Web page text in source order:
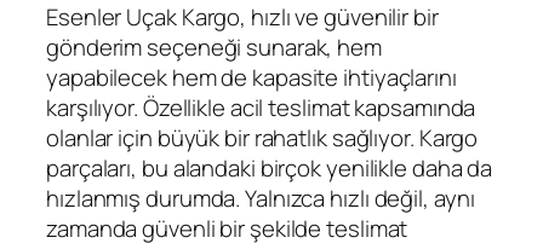
Esenler Uçak Kargo, hızlı ve güvenilir bir
gönderim seçeneği sunarak, hem
yapabilecek hem de kapasite ihtiyaçlarını
karşılıyor. Özellikle acil teslimat kapsamında
olanlar için büyük bir rahatlık sağlıyor. Kargo
parçaları, bu alandaki birçok yenilikle daha da
hızlanmış durumda. Yalnızca hızlı değil, aynı
zamanda güvenli bir şekilde teslimat